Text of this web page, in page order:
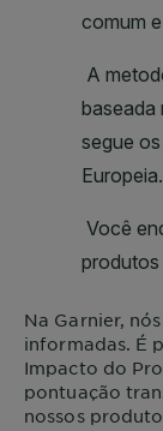
Na Garnier,
informadas. É
Impacto do
pontuação
nossos